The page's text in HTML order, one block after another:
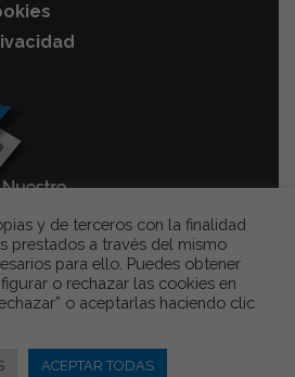
ycámaras de
para garajes
, la mejor solución para
y de terceros con la finalidad
prestados a través del mismo
para ello. Puedes obtener
o rechazar las cookies en
o aceptarlas haciendo clic
ACEPTAR TODAS